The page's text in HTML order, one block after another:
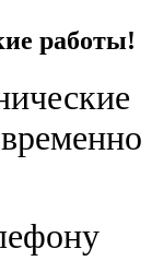
работы!